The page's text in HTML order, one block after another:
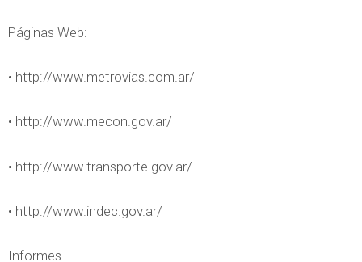
Páginas Web:
• http://www.metrovias.com.ar/
• http://www.mecon.gov.ar/
• http://www.transporte.gov.ar/
• http://www.indec.gov.ar/
Informes